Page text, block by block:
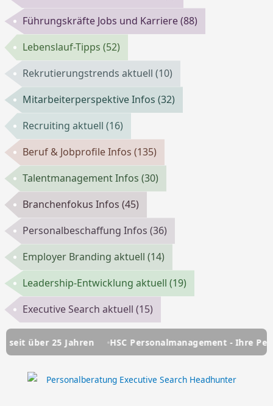
Führungskräfte Jobs und Karriere(88)
Lebenslauf-Tipps(52)
Rekrutierungstrends aktuell(10)
Mitarbeiterperspektive Infos(32)
Recruiting aktuell(16)
Beruf & Jobprofile Infos(135)
Talentmanagement Infos(30)
Branchenfokus Infos(45)
Personalbeschaffung Infos(36)
Employer Branding aktuell(14)
Leadership-Entwicklung aktuell(19)
Executive Search aktuell(15)
über 25 Jahren HSC Personalmanagement - Ihre